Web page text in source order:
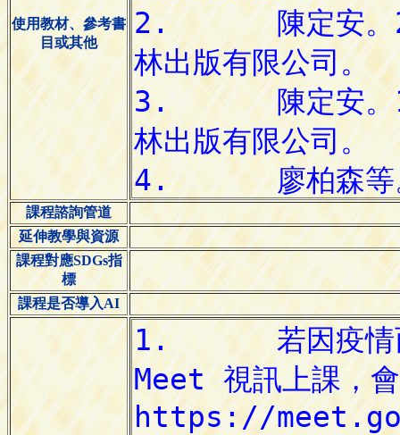
使用教材、參考書
目或其他
課程諮詢管道
延伸教學與資源
課程對應SDGs指
標
課程是否導入AI